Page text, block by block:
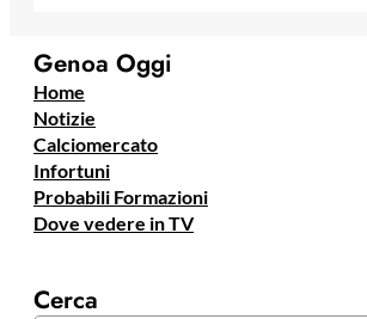
Genoa Oggi
Home
Notizie
Calciomercato
Infortuni
Probabili Formazioni
Dove vedere in TV
Cerca